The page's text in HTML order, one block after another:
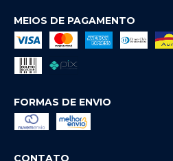
MEIOS DE PAGAMENTO
FORMAS DE ENVIO
CONTATO